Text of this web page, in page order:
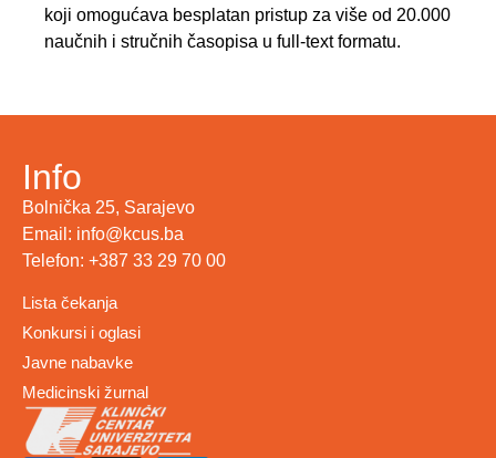
koji omogućava besplatan pristup za više od 20.000
naučnih i stručnih časopisa u full-text formatu.
Info
Bolnička 25, Sarajevo
Email: info@kcus.ba
Telefon: +387 33 29 70 00
Lista čekanja
Konkursi i oglasi
Javne nabavke
Medicinski žurnal